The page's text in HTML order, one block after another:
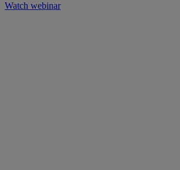
Watch webinar